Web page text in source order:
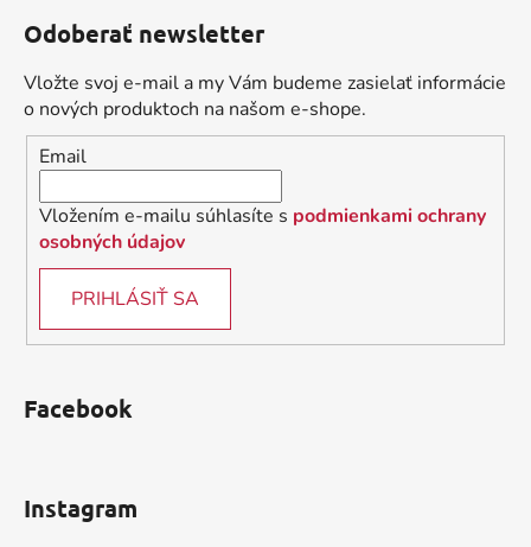
Odoberať newsletter
Vložte svoj e-mail a my Vám budeme zasielať informácie
o nových produktoch na našom e-shope.
Email
Vložením e-mailu súhlasíte s podmienkami ochrany
osobných údajov
PRIHLÁSIŤ SA
Facebook
Instagram